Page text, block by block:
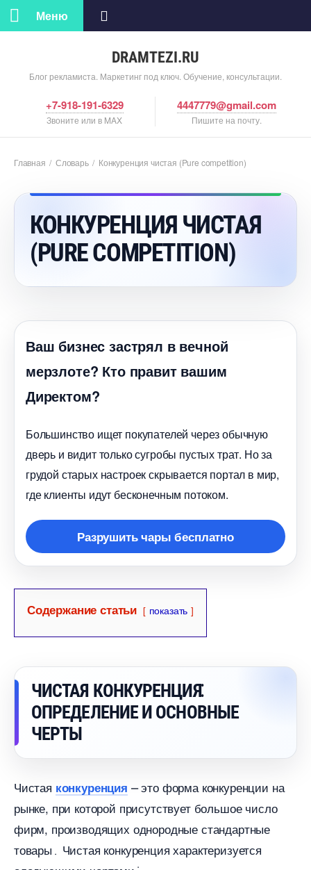
DRAMTEZI.RU
Блог рекламиста. Маркетинг под ключ. Обучение, консультации.
Меню
+7-918-191-6329
Звоните или в MAX
4447779@gmail.com
Пишите на почту.
Главная / Словарь/ Конкуренция чистая (Pure competition)
КОНКУРЕНЦИЯ ЧИСТАЯ
(PURE COMPETITION)
аш бизнес застрял в вечной
мерзлоте? Кто правит вашим
Директом?
Большинство ищет покупателей через обычную
дверь и видит только сугробы пустых трат. Но за
рудой старых настроек скрывается портал в мир,
де клиенты идут бесконечным потоком.
Разрушить чары бесплатно
Содержание статьи показать
ЧИСТАЯ КОНКУРЕНЦИЯ⁚
ОПРЕДЕЛЕНИЕ И ОСНОВНЫЕ
ЧЕРТЫ
Чистая конкуренция ⎼ это форма конкуренции на
рынке, при которой присутствует большое число
фирм, производящих однородные стандартные
товары․ Чистая конкуренция характеризуется